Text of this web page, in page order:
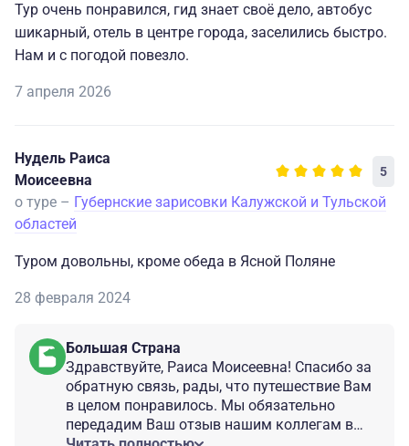
Тур очень понравился, гид знает своё дело, автобус
шикарный, отель в центре города, заселились быстро.
Нам и с погодой повезло.
7 апреля 2026
Нудель Раиса
Моисеевна
5
о туре – Губернские зарисовки Калужской и Тульской
областей
Туром довольны, кроме обеда в Ясной Поляне
28 февраля 2024
Большая Страна
Здравствуйте, Раиса Моисеевна! Спасибо за
обратную связь, рады, что путешествие Вам
в целом понравилось. Мы обязательно
передадим Ваш отзыв нашим коллегам в